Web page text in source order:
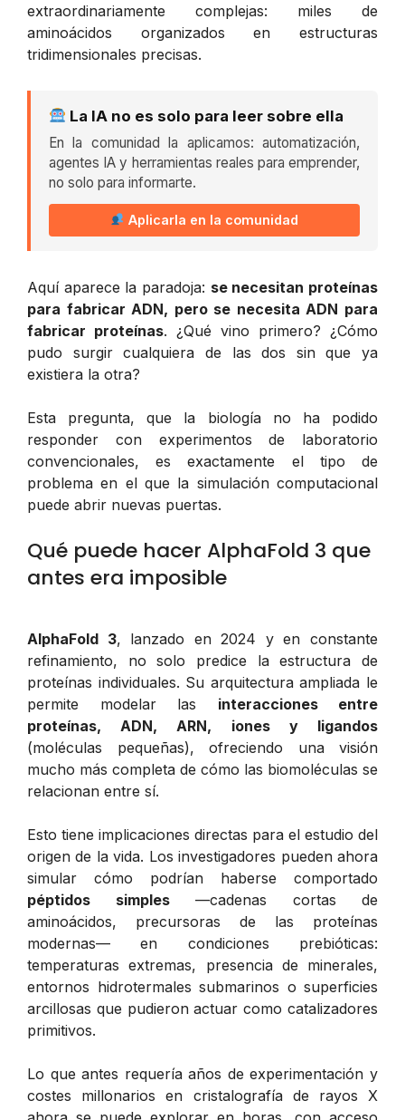
extraordinariamente complejas: miles de
aminoácidos organizados en estructuras
tridimensionales precisas.
La IA no es solo para leer sobre ella
En la comunidad la aplicamos: automatización,
agentes IA y herramientas reales para emprender,
no solo para informarte.
Aplicarla en la comunidad
Aquí aparece la paradoja: se necesitan proteínas
para fabricar ADN, pero se necesita ADN para
fabricar proteínas. ¿Qué vino primero? ¿Cómo
pudo surgir cualquiera de las dos sin que ya
existiera la otra?
Esta pregunta, que la biología no ha podido
responder con experimentos de laboratorio
convencionales, es exactamente el tipo de
problema en el que la simulación computacional
puede abrir nuevas puertas.
Qué puede hacer AlphaFold 3 que
antes era imposible
AlphaFold 3, lanzado en 2024 y en constante
refinamiento, no solo predice la estructura de
proteínas individuales. Su arquitectura ampliada le
permite modelar las interacciones entre
proteínas, ADN, ARN, iones y ligandos
(moléculas pequeñas), ofreciendo una visión
mucho más completa de cómo las biomoléculas se
relacionan entre sí.
Esto tiene implicaciones directas para el estudio del
origen de la vida. Los investigadores pueden ahora
simular cómo podrían haberse comportado
péptidos simples—cadenas cortas de
aminoácidos, precursoras de las proteínas
modernas— en condiciones prebióticas:
temperaturas extremas, presencia de minerales,
entornos hidrotermales submarinos o superficies
arcillosas que pudieron actuar como catalizadores
primitivos.
Lo que antes requería años de experimentación y
costes millonarios en cristalografía de rayos X